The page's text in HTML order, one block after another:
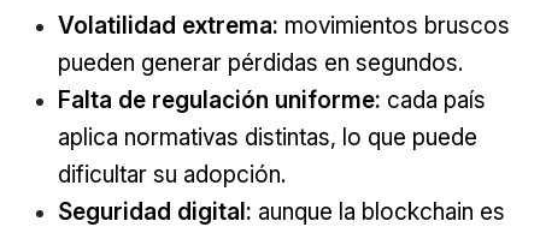
Volatilidad extrema: movimientos bruscos
pueden generar pérdidas en segundos.
Falta de regulación uniforme: cada país
aplica normativas distintas, lo que puede
dificultar su adopción.
Seguridad digital: aunque la blockchain es